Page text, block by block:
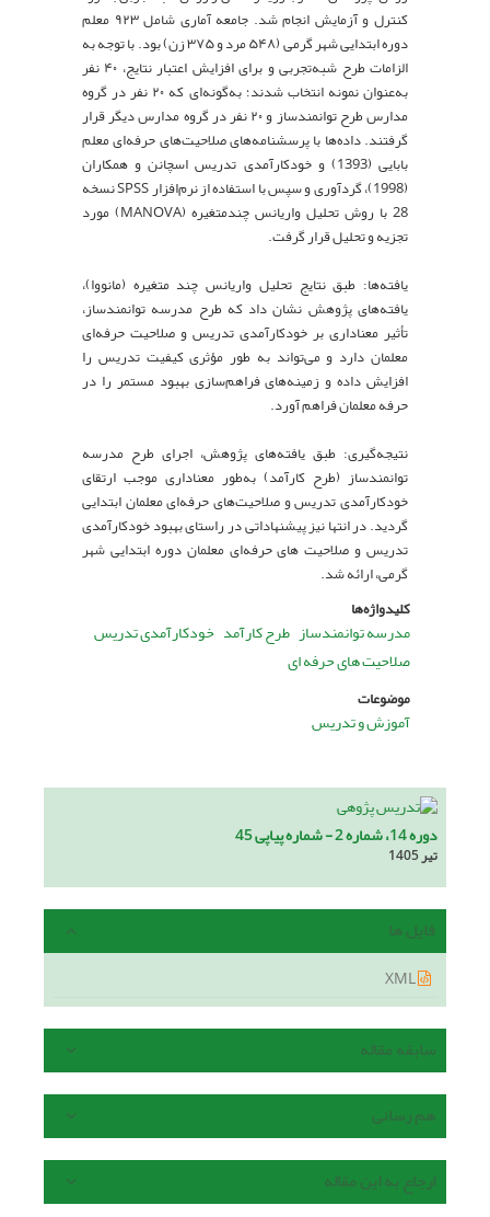
کنترل و آزمایش انجام شد. جامعه آماری شامل ۹۲۳ معلم
دوره ابتدایی شهر گرمی (۵۴۸ مرد و ۳۷۵ زن) بود. با توجه به
الزامات طرح شبه‌تجربی و برای افزایش اعتبار نتایج، ۴۰ نفر
به‌عنوان نمونه انتخاب شدند؛ به‌گونه‌ای که ۲۰ نفر در گروه
مدارس طرح توانمندساز و ۲۰ نفر در گروه مدارس دیگر قرار
گرفتند. داده‌ها با پرسشنامه‌های صلاحیت‌های حرفه‌ای معلم
بابایی (1393) و خودکارآمدی تدریس اسچانن و همکاران
(1998)، گردآوری و سپس با استفاده از نرم‌افزار SPSS نسخه
28 با روش تحلیل واریانس چندمتغیره (MANOVA) مورد
تجزیه و تحلیل قرار گرفت.
یافته‌ها: طبق نتایج تحلیل واریانس چند متغیره (مانووا)،
یافته‌های پژوهش نشان داد که طرح مدرسه توانمندساز،
تأثیر معناداری بر خودکارآمدی تدریس و صلاحیت حرفه‌ای
معلمان دارد و می‌تواند به طور مؤثری کیفیت تدریس را
افزایش داده و زمینه‌های فراهم‌سازی بهبود مستمر را در
حرفه معلمان فراهم آورد.
نتیجه‌گیری: طبق یافته‌های پژوهش، اجرای طرح مدرسه
توانمندساز (طرح کارآمد) به‌طور معناداری موجب ارتقای
خودکارآمدی تدریس و صلاحیت‌های حرفه‌ای معلمان ابتدایی
گردید. در انتها نیز پیشنهاداتی در راستای بهبود خودکارآمدی
تدریس و صلاحیت ‌های حرفه‌ای معلمان دوره ابتدایی شهر
گرمی، ارائه شد.
کلیدواژه‌ها
مدرسه توانمندساز طرح کارآمد خودکارآمدی تدریس
صلاحیت های حرفه ای
موضوعات
آموزش و تدریس
دوره 14، شماره 2 - شماره پیاپی 45
تیر 1405
فایل ها
سابقه مقاله
هم رسانی
ارجاع به این مقاله